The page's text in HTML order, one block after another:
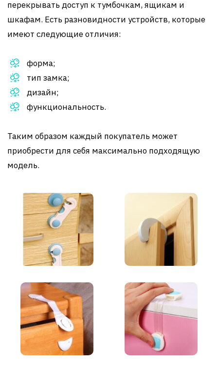
перекрывать доступ к тумбочкам, ящикам и
шкафам. Есть разновидности устройств, которые
имеют следующие отличия:
форма;
тип замка;
дизайн;
функциональность.
Таким образом каждый покупатель может
приобрести для себя максимально подходящую
модель.